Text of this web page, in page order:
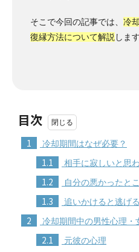
そこで今回の記事では、 冷
復縁方法について解説 します
目次
1 冷却期間はなぜ必要？
1.1 相手に寂しいと思
1.2 自分の悪かったと
1.3 追いかけると逃げ
2 冷却期間中の男性心理・
2.1 元彼の心理